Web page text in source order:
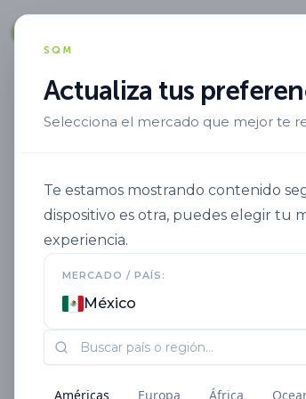
SQM
Actualiza tus
Selecciona el mercado que mejor te
Te estamos mostrando contenido
dispositivo es otra, puedes elegir tu
experiencia.
MERCADO / PAÍS:
México
Américas Europa África